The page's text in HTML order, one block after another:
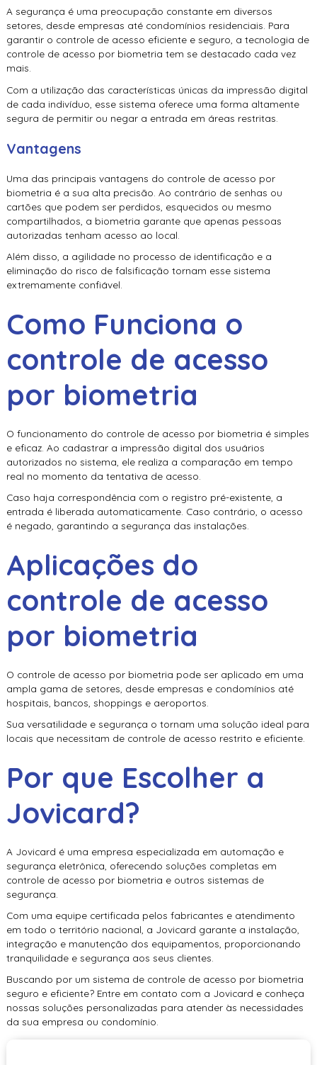
A segurança é uma preocupação constante em diversos
setores, desde empresas até condomínios residenciais. Para
garantir o controle de acesso eficiente e seguro, a tecnologia de
controle de acesso por biometria tem se destacado cada vez
mais.
Com a utilização das características únicas da impressão digital
de cada indivíduo, esse sistema oferece uma forma altamente
segura de permitir ou negar a entrada em áreas restritas.
Vantagens
Uma das principais vantagens do controle de acesso por
biometria é a sua alta precisão. Ao contrário de senhas ou
cartões que podem ser perdidos, esquecidos ou mesmo
compartilhados, a biometria garante que apenas pessoas
autorizadas tenham acesso ao local.
Além disso, a agilidade no processo de identificação e a
eliminação do risco de falsificação tornam esse sistema
extremamente confiável.
Como Funciona o
controle de acesso
por biometria
O funcionamento do controle de acesso por biometria é simples
e eficaz. Ao cadastrar a impressão digital dos usuários
autorizados no sistema, ele realiza a comparação em tempo
real no momento da tentativa de acesso.
Caso haja correspondência com o registro pré-existente, a
entrada é liberada automaticamente. Caso contrário, o acesso
é negado, garantindo a segurança das instalações.
Aplicações do
controle de acesso
por biometria
O controle de acesso por biometria pode ser aplicado em uma
ampla gama de setores, desde empresas e condomínios até
hospitais, bancos, shoppings e aeroportos.
Sua versatilidade e segurança o tornam uma solução ideal para
locais que necessitam de controle de acesso restrito e eficiente.
Por que Escolher a
Jovicard?
A Jovicard é uma empresa especializada em automação e
segurança eletrônica, oferecendo soluções completas em
controle de acesso por biometria e outros sistemas de
segurança.
Com uma equipe certificada pelos fabricantes e atendimento
em todo o território nacional, a Jovicard garante a instalação,
integração e manutenção dos equipamentos, proporcionando
tranquilidade e segurança aos seus clientes.
Buscando por um sistema de controle de acesso por biometria
seguro e eficiente? Entre em contato com a Jovicard e conheça
nossas soluções personalizadas para atender às necessidades
da sua empresa ou condomínio.